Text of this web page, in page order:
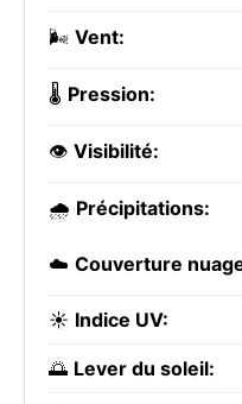
🌬️ Vent:
🌡️ Pression:
👁️ Visibilité:
🌧️ Précipitations:
☁️ Couverture
☀️ Indice UV:
🌅 Lever du soleil: